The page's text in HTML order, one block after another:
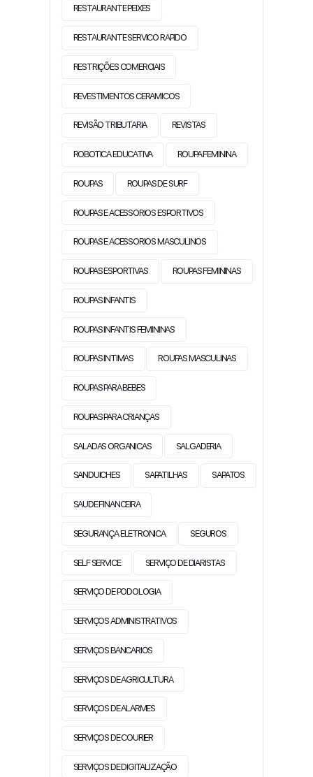
RESTAURANTE PEIXES
RESTAURANTE SERVICO RAPIDO
RESTRIÇÕES COMERCIAIS
REVESTIMENTOS CERAMICOS
REVISÃO TRIBUTARIA REVISTAS
ROBOTICA EDUCATIVA ROUPA FEMININA
ROUPAS ROUPAS DE SURF
ROUPAS E ACESSORIOS ESPORTIVOS
ROUPAS E ACESSORIOS MASCULINOS
ROUPAS ESPORTIVAS ROUPAS FEMININAS
ROUPAS INFANTIS
ROUPAS INFANTIS FEMININAS
ROUPAS INTIMAS ROUPAS MASCULINAS
ROUPAS PARA BEBES
ROUPAS PARA CRIANÇAS
SALADAS ORGANICAS SALGADERIA
SANDUICHES SAPATILHAS SAPATOS
SAUDE FINANCEIRA
SEGURANÇA ELETRONICA SEGUROS
SELF SERVICE SERVIÇO DE DIARISTAS
SERVIÇO DE PODOLOGIA
SERVIÇOS ADMINISTRATIVOS
SERVIÇOS BANCARIOS
SERVIÇOS DE AGRICULTURA
SERVIÇOS DE ALARMES
SERVIÇOS DE COURIER
SERVIÇOS DE DIGITALIZAÇÃO